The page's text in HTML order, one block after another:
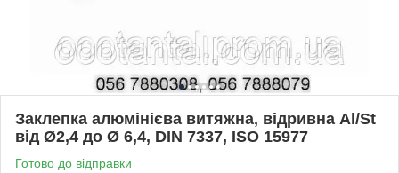
Заклепка алюмінієва витяжна, відривна Al/St
від Ø2,4 до Ø 6,4, DIN 7337, ISO 15977
Готово до відправки